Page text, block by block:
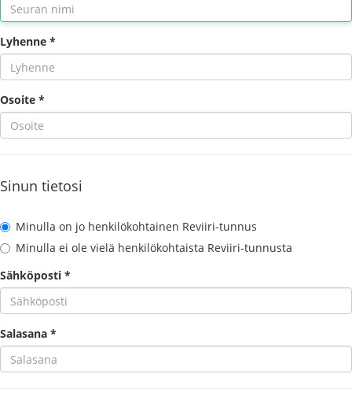
Lyhenne *
Osoite *
Sinun tietosi
Minulla on jo henkilökohtainen Reviiri-tunnus
Minulla ei ole vielä henkilökohtaista Reviiri-tunnusta
Sähköposti *
Salasana *